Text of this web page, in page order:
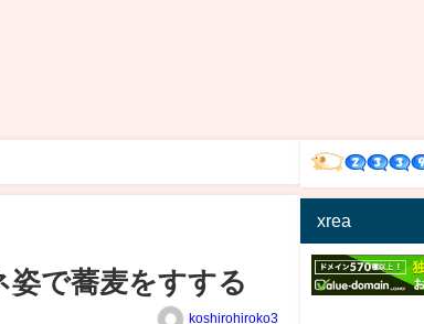
姿で蕎麦をすする
koshirohiroko3
xrea